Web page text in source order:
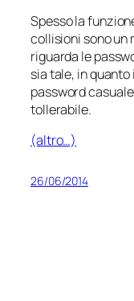
Spesso la
collisioni sono un
riguarda le
sia tale, in
password
tollerabile.
(altro…)
26/06/2014